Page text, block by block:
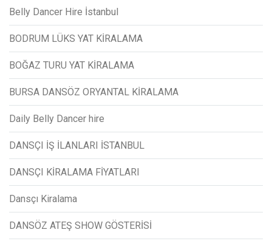
Belly Dancer Hire İstanbul
BODRUM LÜKS YAT KİRALAMA
BOĞAZ TURU YAT KİRALAMA
BURSA DANSÖZ ORYANTAL KİRALAMA
Daily Belly Dancer hire
DANSÇI İŞ İLANLARI İSTANBUL
DANSÇI KİRALAMA FİYATLARI
Dansçı Kiralama
DANSÖZ ATEŞ SHOW GÖSTERİSİ